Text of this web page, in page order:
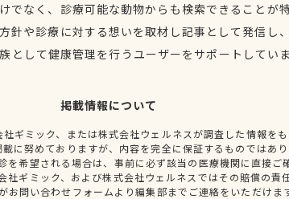
でなく、診療可能な動物からも検索できることが
針や診療に対する想いを取材し記事として発信し
として健康管理を行うユーザーをサポートしてい
掲載情報について
ギミック、または株式会社ウェルネスが調査した情報を
に努めておりますが、内容を完全に保証するものではあ
を希望される場合は、事前に必ず該当の医療機関に直接ご
社ギミック、および株式会社ウェルネスではその賠償の責
お問い合わせフォームより編集部までご連絡をいただけま